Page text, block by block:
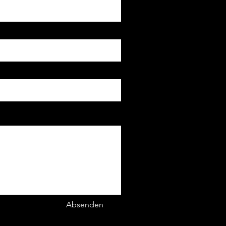
Absenden